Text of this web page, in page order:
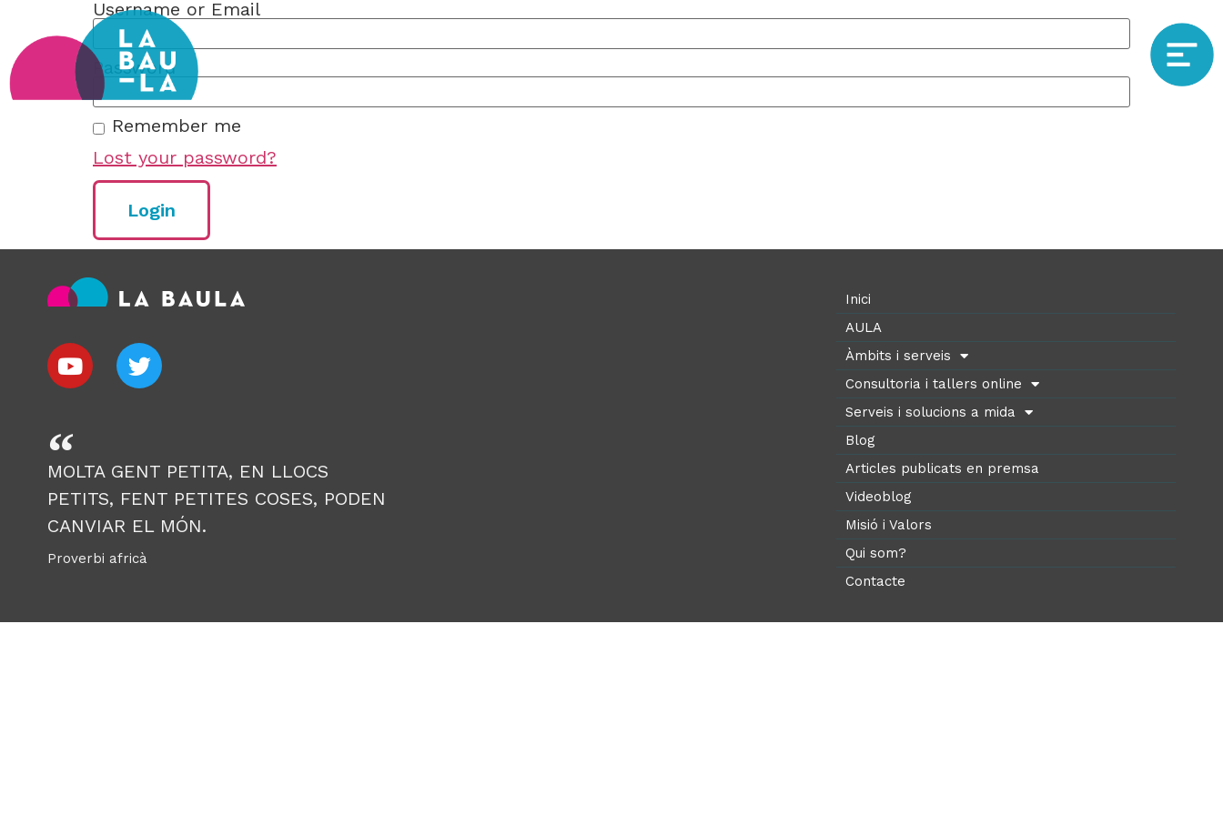
Username or Email
Password
Remember me
Lost your password?
MOLTA GENT PETITA, EN LLOCS
PETITS, FENT PETITES COSES, PODEN
CANVIAR EL MÓN.
Proverbi africà
Inici
AULA
Àmbits i serveis
Consultoria i tallers online
Serveis i solucions a mida
Blog
Articles publicats en premsa
Videoblog
Misió i Valors
Qui som?
Contacte